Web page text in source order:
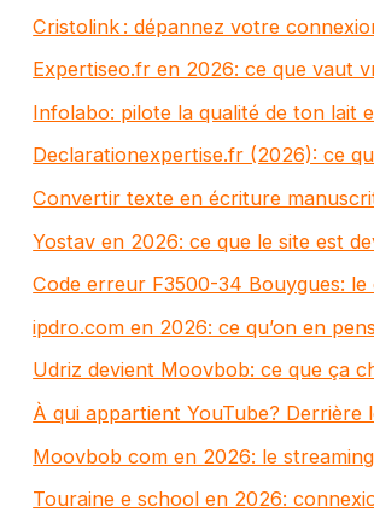
Cristolink : dépannez votre
Expertiseo.fr en 2026: ce que vaut
Infolabo: pilote la qualité de ton lait
Declarationexpertise.fr (2026): ce
Convertir texte en écriture
Yostav en 2026: ce que le site est
Code erreur F3500-34 Bouygues:
ipdro.com en 2026: ce qu’on en
Udriz devient Moovbob: ce que ça
À qui appartient YouTube?
Moovbob com en 2026: le
Touraine e school en 2026: